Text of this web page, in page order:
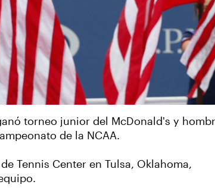
torneo junior del McDonald's y
de la NCAA.
Tennis Center en Tulsa, Oklahoma,